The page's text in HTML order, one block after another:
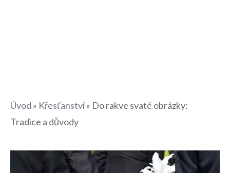
Úvod » Křesťanství» Do rakve svaté obrázky:
Tradice a důvody